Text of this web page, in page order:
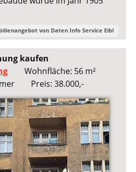
von Daten Info Service Eibl
kaufen
Wohnfläche: 56 m²
Preis: 38.000,-